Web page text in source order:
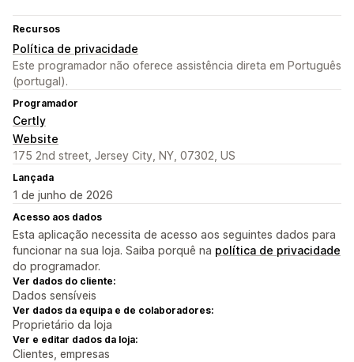
Recursos
Política de privacidade
Este programador não oferece assistência direta em Português
(portugal).
Programador
Certly
Website
175 2nd street, Jersey City, NY, 07302, US
Lançada
1 de junho de 2026
Acesso aos dados
Esta aplicação necessita de acesso aos seguintes dados para
funcionar na sua loja. Saiba porquê na política de privacidade
do programador.
Ver dados do cliente:
Dados sensíveis
Ver dados da equipa e de colaboradores:
Proprietário da loja
Ver e editar dados da loja:
Clientes, empresas